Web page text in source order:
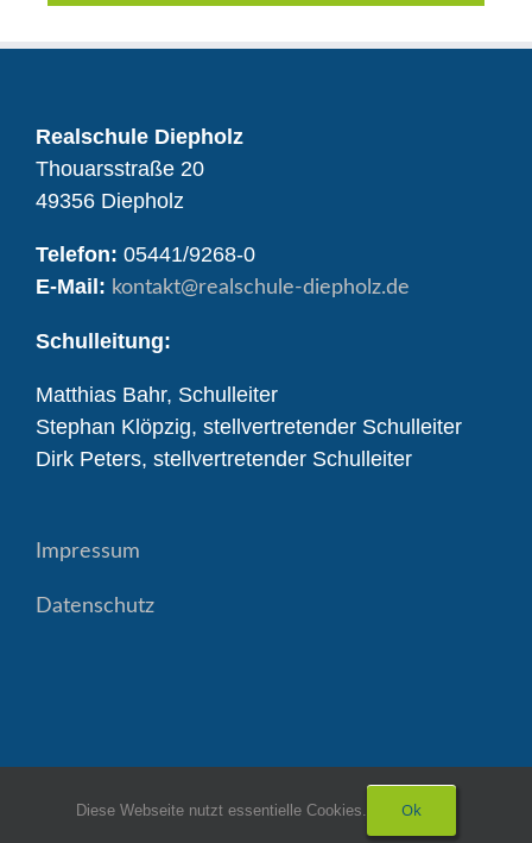
Realschule Diepholz
Thouarsstraße 20
49356 Diepholz
Telefon: 05441/9268-0
E-Mail: kontakt@realschule-diepholz.de
Schulleitung:
Matthias Bahr, Schulleiter
Stephan Klöpzig, stellvertretender Schulleiter
Dirk Peters, stellvertretender Schulleiter
Impressum
Datenschutz
Diese Webseite nutzt essentielle Cookies. Ok